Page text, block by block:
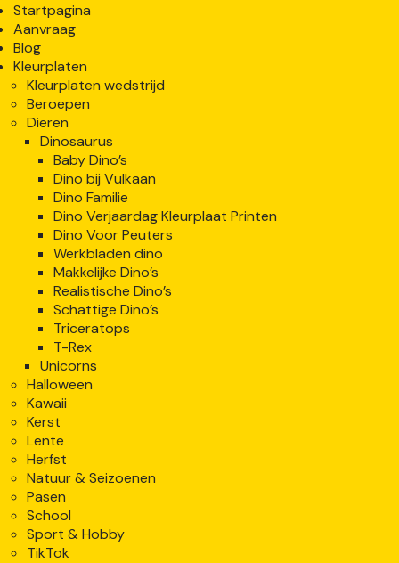
Startpagina
Aanvraag
Blog
Kleurplaten
Kleurplaten wedstrijd
Beroepen
Dieren
Dinosaurus
Baby Dino’s
Dino bij Vulkaan
Dino Familie
Dino Verjaardag Kleurplaat Printen
Dino Voor Peuters
Werkbladen dino
Makkelijke Dino’s
Realistische Dino’s
Schattige Dino’s
Triceratops
T-Rex
Unicorns
Halloween
Kawaii
Kerst
Lente
Herfst
Natuur & Seizoenen
Pasen
School
Sport & Hobby
TikTok